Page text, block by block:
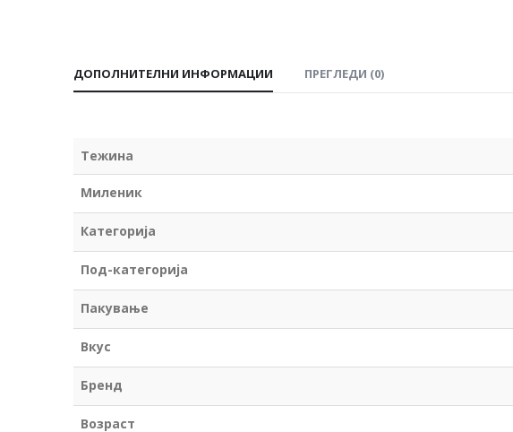
ДОПОЛНИТЕЛНИ ИНФОРМАЦИИ ПРЕГЛЕДИ (0)
Тежина
Миленик
Категорија
Под-категорија
Пакување
Вкус
Бренд
Возраст